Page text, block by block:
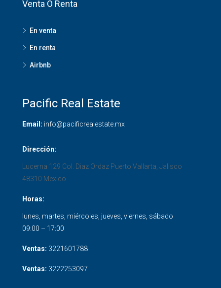
Venta O Renta
En venta
En renta
Airbnb
Pacific Real Estate
Email: info@pacificrealestate.mx
Dirección:
Lucerna 129 Col. Diaz Ordaz Puerto Vallarta Jalisco
48310 Mexico
Horas:
lunes, martes, miércoles, jueves, viernes, sábado
09:00 – 17:00
Ventas: 3221601788
Ventas: 3222253097